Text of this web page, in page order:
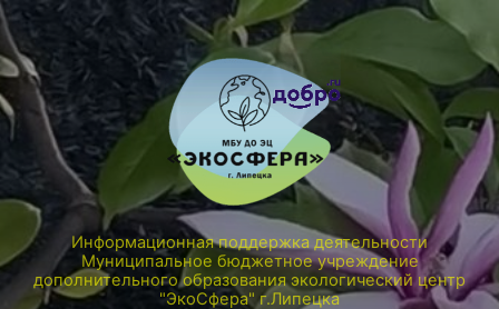
Информационная поддержка деятельности
Муниципальное бюджетное учреждение
дополнительного образования экологический центр
"ЭкоСфера" г.Липецка